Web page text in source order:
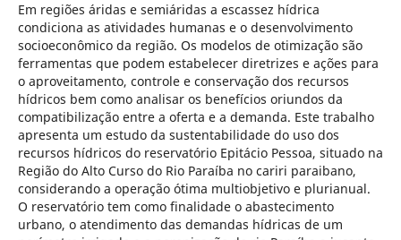
Em regiões áridas e semiáridas a escassez hídrica
condiciona as atividades humanas e o desenvolvimento
socioeconômico da região. Os modelos de otimização são
ferramentas que podem estabelecer diretrizes e ações para
o aproveitamento, controle e conservação dos recursos
hídricos bem como analisar os benefícios oriundos da
compatibilização entre a oferta e a demanda. Este trabalho
apresenta um estudo da sustentabilidade do uso dos
recursos hídricos do reservatório Epitácio Pessoa, situado na
Região do Alto Curso do Rio Paraíba no cariri paraibano,
considerando a operação ótima multiobjetivo e plurianual.
O reservatório tem como finalidade o abastecimento
urbano, o atendimento das demandas hídricas de um